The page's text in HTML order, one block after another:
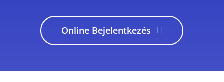
Online Bejelentkezés